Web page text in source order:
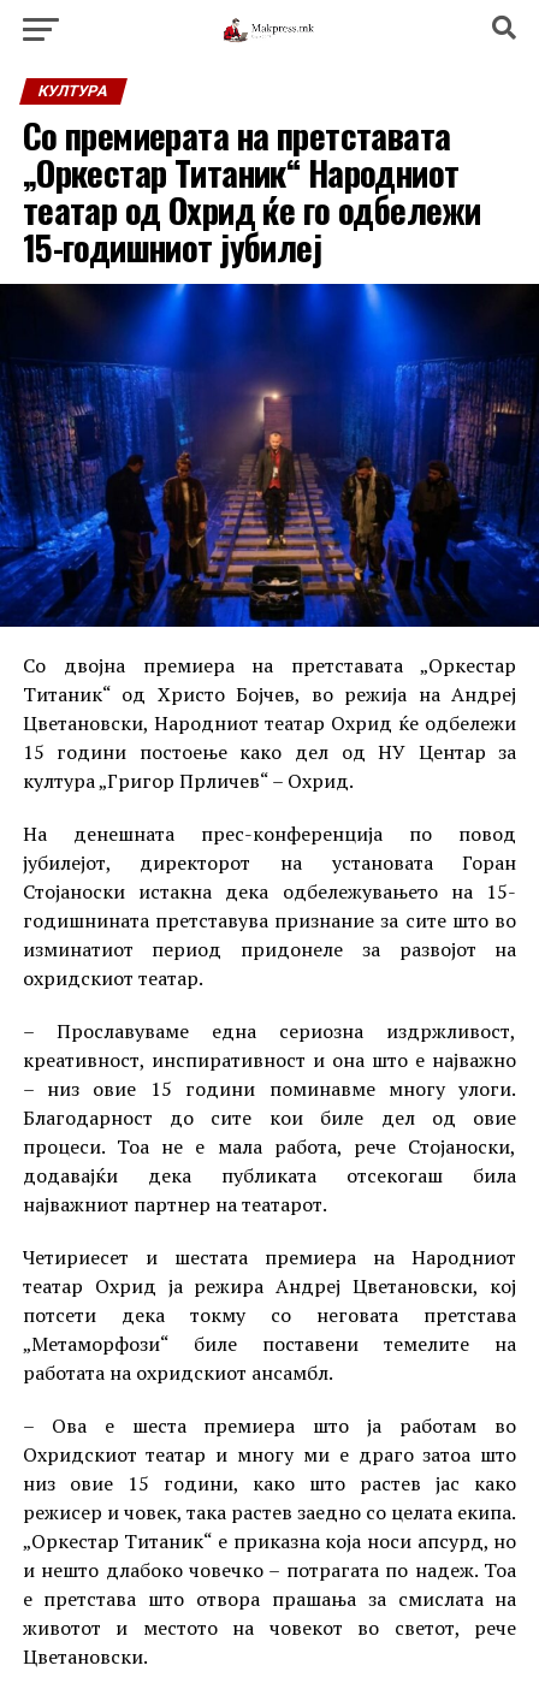
КУЛТУРА
Со премиерата на претставата
„Оркестар Титаник“ Народниот
театар од Охрид ќе го одбележи
15-годишниот јубилеј
Со двојна премиера на претставата „Оркестар
Титаник“ од Христо Бојчев, во режија на Андреј
Цветановски, Народниот театар Охрид ќе одбележи
15 години постоење како дел од НУ Центар за
култура „Григор Прличев“ – Охрид.
На денешната прес-конференција по повод
јубилејот, директорот на установата Горан
Стојаноски истакна дека одбележувањето на 15-
годишнината претставува признание за сите што во
изминатиот период придонеле за развојот на
охридскиот театар.
– Прославуваме една сериозна издржливост,
креативност, инспиративност и она што е најважно
– низ овие 15 години поминавме многу улоги.
Благодарност до сите кои биле дел од овие
процеси. Тоа не е мала работа, рече Стојаноски,
додавајќи дека публиката отсекогаш била
најважниот партнер на театарот.
Четириесет и шестата премиера на Народниот
театар Охрид ја режира Андреј Цветановски, кој
потсети дека токму со неговата претстава
„Метаморфози“ биле поставени темелите на
работата на охридскиот ансамбл.
– Ова е шеста премиера што ја работам во
Охридскиот театар и многу ми е драго затоа што
низ овие 15 години, како што растев јас како
режисер и човек, така растев заедно со целата екипа.
„Оркестар Титаник“ е приказна која носи апсурд, но
и нешто длабоко човечко – потрагата по надеж. Тоа
е претстава што отвора прашања за смислата на
животот и местото на човекот во светот, рече
Цветановски.